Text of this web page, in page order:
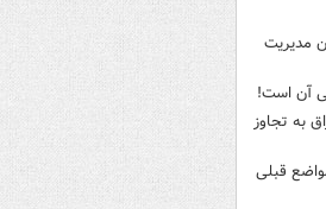
مدیریت
آن است!
به تجاوز
قبلی